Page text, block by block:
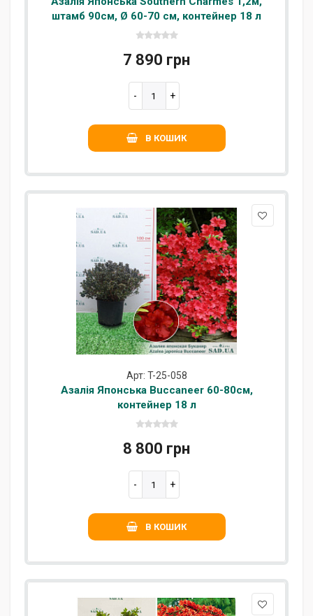
штамб 90см, Ø 60-70 см, контейнер 18 л
7 890 грн
В КОШИК
Арт: T-25-058
Азалія Японська Buccaneer 60-80см,
контейнер 18 л
8 800 грн
В КОШИК